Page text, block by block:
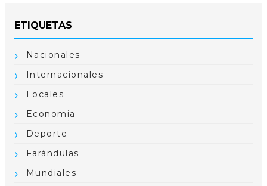
ETIQUETAS
Nacionales
Internacionales
Locales
Economia
Deporte
Farándulas
Mundiales